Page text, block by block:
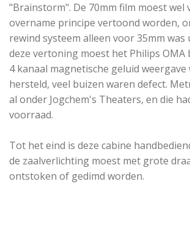
"Brainstorm". De 70mm film moest wel
overname principe vertoond worden,
rewind systeem alleen voor 35mm
deze vertoning moest het Philips OMA
4 kanaal magnetische geluid
hersteld, veel buizen waren defect.
al onder Jogchem's Theaters, en die
voorraad.
Tot het eind is deze cabine
de zaalverlichting moest met grote
ontstoken of gedimd worden.